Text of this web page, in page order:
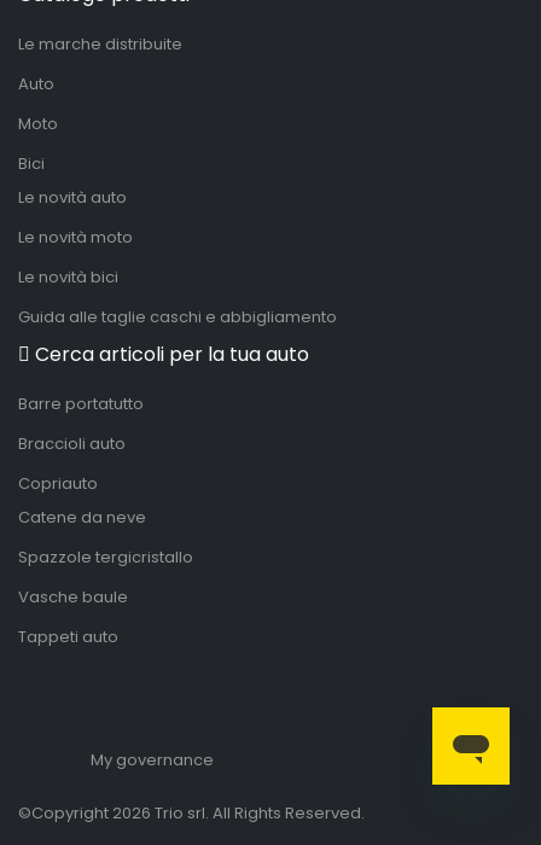
Le marche distribuite
Auto
Moto
Bici
Le novità auto
Le novità moto
Le novità bici
Guida alle taglie caschi e abbigliamento
Cerca articoli per la tua auto
Barre portatutto
Braccioli auto
Copriauto
Catene da neve
Spazzole tergicristallo
Vasche baule
Tappeti auto
My governance
©Copyright 2026 Trio srl. All Rights Reserved.